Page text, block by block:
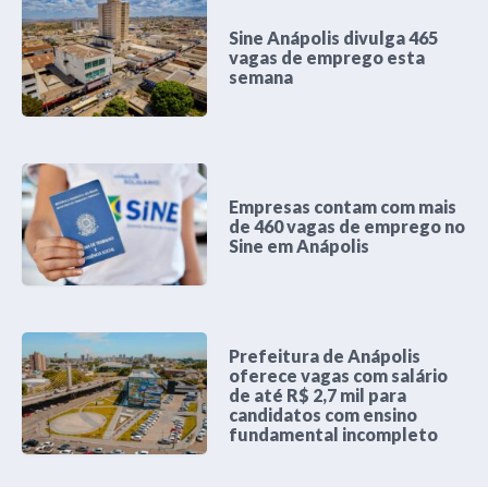
Sine Anápolis divulga 465
vagas de emprego esta
semana
Empresas contam com mais
de 460 vagas de emprego no
Sine em Anápolis
Prefeitura de Anápolis
oferece vagas com salário
de até R$ 2,7 mil para
candidatos com ensino
fundamental incompleto